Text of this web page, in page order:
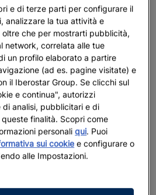
e di terze parti per configurare il
analizzare la tua attività e
che per mostrarti pubblicità,
network, correlata alle tue
un profilo elaborato a partire
(ad es. pagine visitate) e
il Iberostar Group. Se clicchi sul
e continua", autorizzi
di analisi, pubblicitari e di
finalità. Scopri come
personaliqui. Puoi
sui cookie e configurare o
alle Impostazioni.